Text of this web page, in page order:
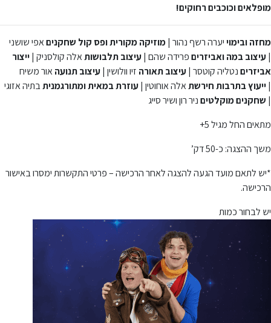
מופלאים וכוכבים רחוקים!
מחזה ובימוייערה רשף נהור |מוזיקה מקורית ופס קול שחקניםאפי שושני
|עיצוב במהואביזריםפרידה שהם |עיצוב תלבושותאלה קולסניק |ייצור
אביזריםנטליה קוטסר |עיצוב תאורה זיו וולושין |עיצוב תנועהאור משיח
|ייעוץ בתרבות חירשתאלה אוחוטין |עוזרת במאית ומתורגמניתבתיה אזוגי
| שחקנים מוקלטיםניר רון ושיר סייג
מתאים החל מגיל 5+
משך ההצגה: כ-50 דק’
*יש לתאם מועד הגעה להצגה לאחר הרכישה – פרטי התקשרות ימסרו באישור
הרכישה.
יש לבחור כמות